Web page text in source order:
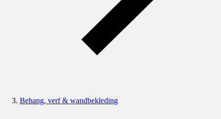
Behang, verf & wandbekleding